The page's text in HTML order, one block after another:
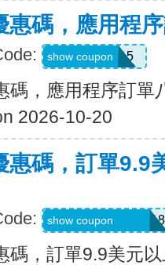
惠碼，應用程
APP15
show coupon
碼，應用程序訂單
2026-10-20
惠碼，訂單9.9
A6USquimimo7718
show coupon
碼，訂單9.9美元